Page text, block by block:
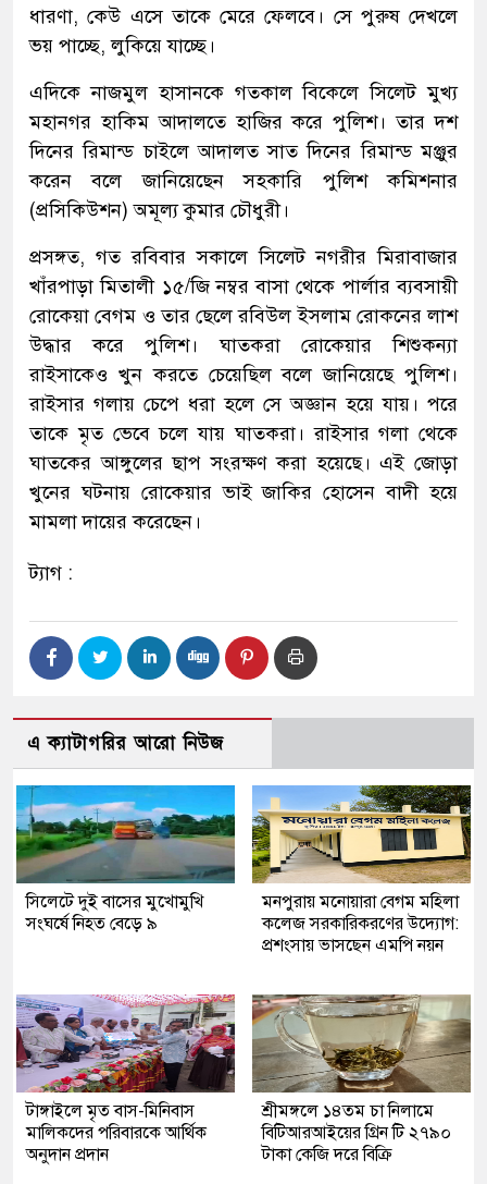
ধারণা, কেউ এসে তাকে মেরে ফেলবে। সে পুরুষ দেখলে
ভয় পাচ্ছে, লুকিয়ে যাচ্ছে।
এদিকে নাজমুল হাসানকে গতকাল বিকেলে সিলেট মুখ্য
মহানগর হাকিম আদালতে হাজির করে পুলিশ। তার দশ
দিনের রিমান্ড চাইলে আদালত সাত দিনের রিমান্ড মঞ্জুর
করেন বলে জানিয়েছেন সহকারি পুলিশ কমিশনার
(প্রসিকিউশন) অমূল্য কুমার চৌধুরী।
প্রসঙ্গত, গত রবিবার সকালে সিলেট নগরীর মিরাবাজার
খাঁরপাড়া মিতালী ১৫/জি নম্বর বাসা থেকে পার্লার ব্যবসায়ী
রোকেয়া বেগম ও তার ছেলে রবিউল ইসলাম রোকনের লাশ
উদ্ধার করে পুলিশ। ঘাতকরা রোকেয়ার শিশুকন্যা
রাইসাকেও খুন করতে চেয়েছিল বলে জানিয়েছে পুলিশ।
রাইসার গলায় চেপে ধরা হলে সে অজ্ঞান হয়ে যায়। পরে
তাকে মৃত ভেবে চলে যায় ঘাতকরা। রাইসার গলা থেকে
ঘাতকের আঙ্গুলের ছাপ সংরক্ষণ করা হয়েছে। এই জোড়া
খুনের ঘটনায় রোকেয়ার ভাই জাকির হোসেন বাদী হয়ে
মামলা দায়ের করেছেন।
ট্যাগ :
এ ক্যাটাগরির আরো নিউজ
সিলেটে দুই বাসের মুখোমুখি
সংঘর্ষে নিহত বেড়ে ৯
মনপুরায় মনোয়ারা বেগম মহিলা
কলেজ সরকারিকরণের উদ্যোগ:
প্রশংসায় ভাসছেন এমপি নয়ন
টাঙ্গাইলে মৃত বাস-মিনিবাস
মালিকদের পরিবারকে আর্থিক
অনুদান প্রদান
শ্রীমঙ্গলে ১৪তম চা নিলামে
বিটিআরআইয়ের গ্রিন টি ২৭৯০
টাকা কেজি দরে বিক্রি